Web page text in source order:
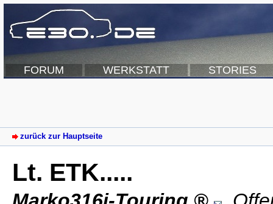
FORUM WERKSTATT STORIES
zurück zur Hauptseite
Lt. ETK.....